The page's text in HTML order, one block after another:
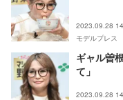
2023.09.28
モデルプレス
ギャル曽
て」
2023.09.28